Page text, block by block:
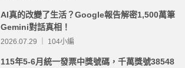
AI真的改變了生活？Google報告解密1,500萬筆
Gemini對話真相！
2026.07.29 ｜ 104小編
115年5-6月統一發票中獎號碼，千萬獎號38548